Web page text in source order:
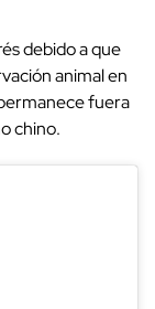
debido a que
animal en
fuera
chino.